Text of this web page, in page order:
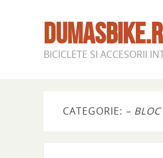
BICICLETE SI ACCESORII
CATEGORIE: –